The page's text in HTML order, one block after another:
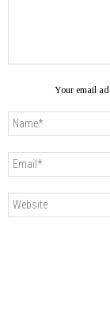
Your email